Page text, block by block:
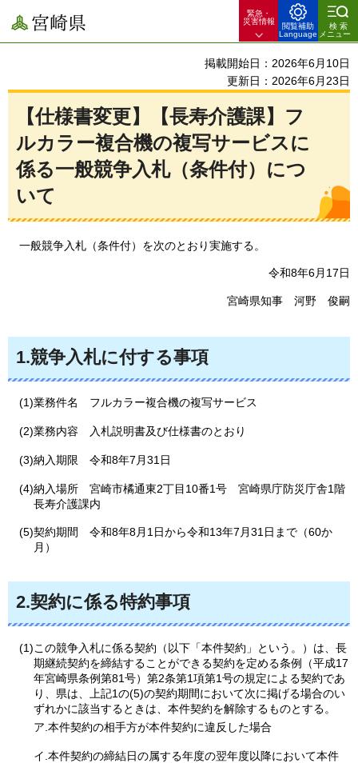
宮崎県
緊急・
災害情報
閲覧補助
Language
検索
メニュー
掲載開始日：2026年6月10日
更新日：2026年6月23日
【仕様書変更】【長寿介護課】フ
ルカラー複合機の複写サービスに
係る一般競争入札（条件付）につ
いて
一般競争入札（条件付）を次のとおり実施する。
令和8年6月17日
宮崎県知事 河野 俊嗣
1.競争入札に付する事項
(1)業務件名 フルカラー複合機の複写サービス
(2)業務内容 入札説明書及び仕様書のとおり
(3)納入期限 令和8年7月31日
(4)納入場所 宮崎市橘通東2丁目10番1号 宮崎県庁防災庁舎1階
長寿介護課内
(5)契約期間 令和8年8月1日から令和13年7月31日まで（60か
月）
2.契約に係る特約事項
(1)この競争入札に係る契約（以下「本件契約」という。）は、長
期継続契約を締結することができる契約を定める条例（平成17
年宮崎県条例第81号）第2条第1項第1号の規定による契約であ
り、県は、上記1の(5)の契約期間において次に掲げる場合のい
ずれかに該当するときは、本件契約を解除するものとする。
ア.本件契約の相手方が本件契約に違反した場合
イ.本件契約の締結日の属する年度の翌年度以降において本件